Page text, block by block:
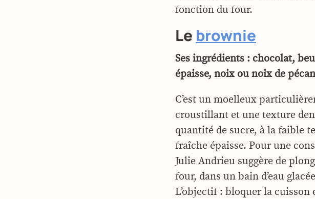
fonction du four.
Le brownie
Ses ingrédients : chocolat,
épaisse, noix ou noix de
C’est un moelleux
croustillant et une texture
quantité de sucre, à la faible
fraîche épaisse. Pour une
Julie Andrieu suggère de
four, dans un bain d’eau
L’objectif : bloquer la